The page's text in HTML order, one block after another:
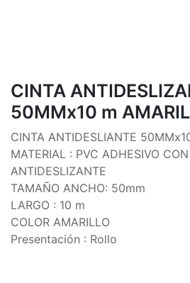
CINTA
50MMx10 m
CINTA ANTIDESLIANTE
MATERIAL : PVC ADHESIVO
ANTIDESLIZANTE
TAMAÑO ANCHO: 50mm
LARGO : 10 m
COLOR AMARILLO
Presentación : Rollo